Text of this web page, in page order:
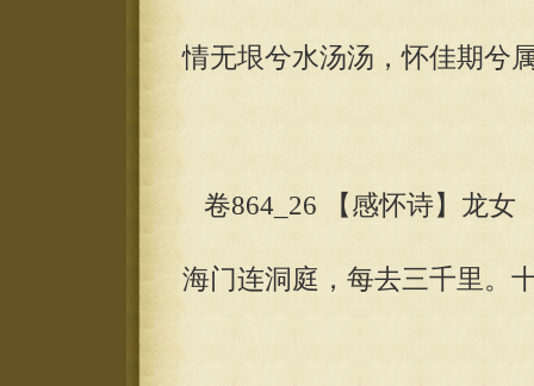
情无垠兮水汤汤，怀佳期兮
卷864_26 【感怀诗】龙女
海门连洞庭，每去三千里。